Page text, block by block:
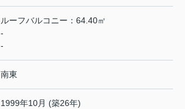
ルーフバルコニー：64.40㎡
-
-
南東
1999年10月 (築26年)